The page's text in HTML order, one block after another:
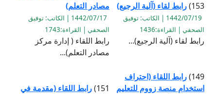
153) رابط لقاء (آلية الرجيع)
1442/07/19 | الكاتب: توفيق
الصحفي | القراءة:1436
رابط لقاء (آلية الرجيع)...
مصادر التعلم)
1442/07/17 | الكاتب: توفيق
الصحفي | القراءة:1743
رابط اللقاء ( إدارة مركز
مصادر التعلم)...
149) رابط اللقاء (احتراف
استخدام منصة زووم للتعليم
151) رابط اللقاء (مقدمة في